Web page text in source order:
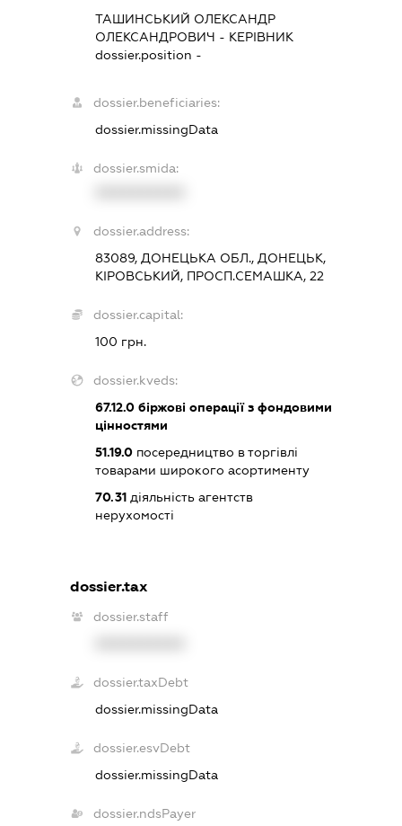
ТАШИНСЬКИЙ ОЛЕКСАНДР
ОЛЕКСАНДРОВИЧ - КЕРІВНИК
dossier.position -
dossier.beneficiaries:
dossier.missingData
dossier.smida:
dossier.address:
83089, ДОНЕЦЬКА ОБЛ., ДОНЕЦЬК,
КІРОВСЬКИЙ, ПРОСП.СЕМАШКА, 22
dossier.capital:
100 грн.
dossier.kveds:
67.12.0біржові операції з фондовими
цінностями
51.19.0посередництво в торгівлі
товарами широкого асортименту
70.31діяльність агентств
нерухомості
dossier.tax
dossier.staff
dossier.taxDebt
dossier.missingData
dossier.esvDebt
dossier.missingData
dossier.ndsPayer